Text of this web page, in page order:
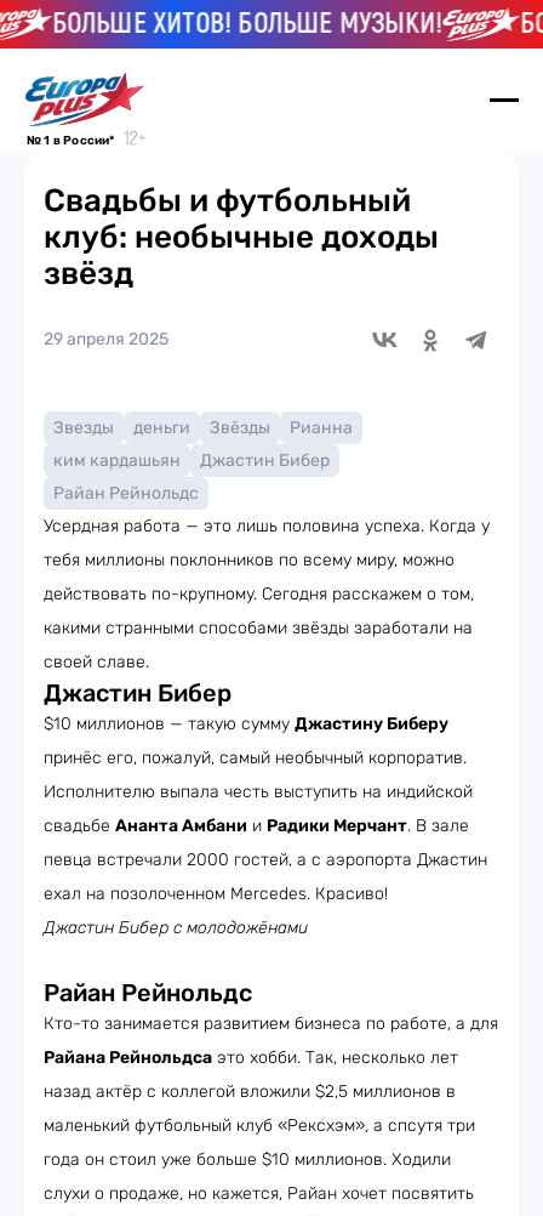
БОЛЬШЕ ХИТОВ! БОЛЬШЕ МУЗЫКИ!
№ 1 в России*
Свадьбы и футбольный
клуб: необычные доходы
звёзд
29 апреля 2025
Звезды деньги Звёзды
Рианна
ким кардашьян
Джастин Бибер
Райан Рейнольдс
Усердная работа — это лишь половина успеха. Когда у
тебя миллионы поклонников по всему миру, можно
действовать по-крупному. Сегодня расскажем о том,
какими странными способами звёзды заработали на
своей славе.
Джастин Бибер
$10 миллионов — такую сумму Джастину Биберу
принёс его, пожалуй, самый необычный корпоратив.
Исполнителю выпала честь выступить на индийской
свадьбе Ананта Амбани и Радики Мерчант. В зале
певца встречали 2000 гостей, а с аэропорта Джастин
ехал на позолоченном Mercedes. Красиво!
Джастин Бибер с молодожёнами
Райан Рейнольдс
Кто-то занимается развитием бизнеса по работе, а для
Райана Рейнольдса это хобби. Так, несколько лет
назад актёр с коллегой вложили $2,5 миллионов в
маленький футбольный клуб «Рексхэм», а спсутя три
года он стоил уже больше $10 миллионов. Ходили
слухи о продаже, но кажется, Райан хочет посвятить